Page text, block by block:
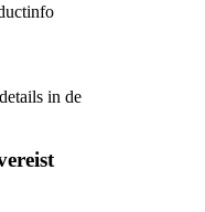
in de